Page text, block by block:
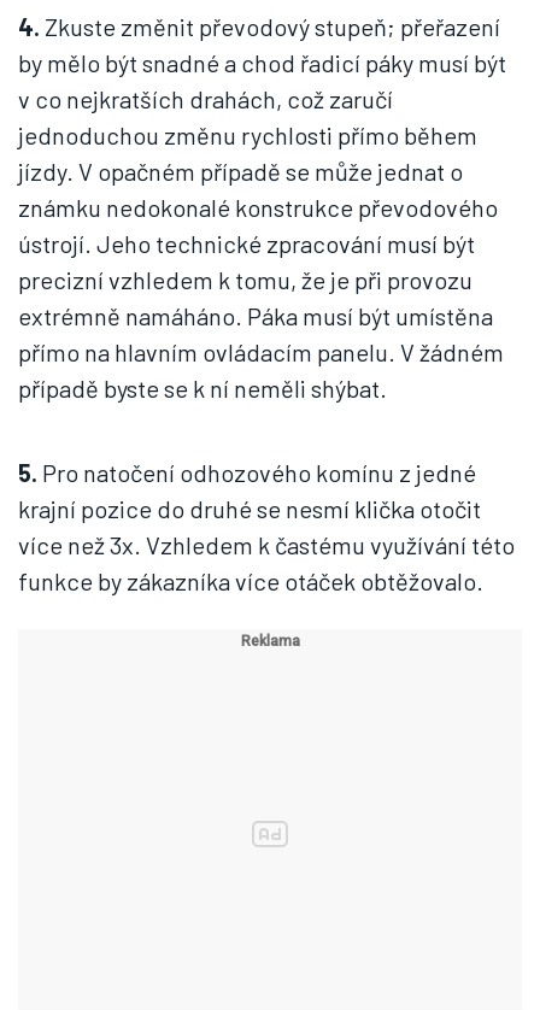
4. Zkuste změnit převodový stupeň; přeřazení
by mělo být snadné a chod řadicí páky musí být
v co nejkratších drahách, což zaručí
jednoduchou změnu rychlosti přímo během
jízdy. V opačném případě se může jednat o
známku nedokonalé konstrukce převodového
ústrojí. Jeho technické zpracování musí být
precizní vzhledem k tomu, že je při provozu
extrémně namáháno. Páka musí být umístěna
přímo na hlavním ovládacím panelu. V žádném
případě byste se k ní neměli shýbat.
5. Pro natočení odhozového komínu z jedné
krajní pozice do druhé se nesmí klička otočit
více než 3x. Vzhledem k častému využívání této
funkce by zákazníka více otáček obtěžovalo.